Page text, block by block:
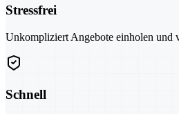
Stressfrei
Unkompliziert Angebote einholen und
Schnell